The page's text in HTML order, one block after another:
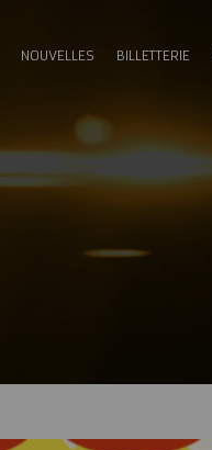
NOUVELLES BILLETTERIE